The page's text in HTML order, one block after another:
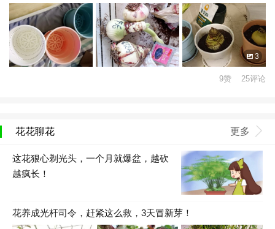
3
9赞 25评论
花花聊花 更多
这花狠心剃光头，一个月就爆盆，越砍
越疯长！
花养成光杆司令，赶紧这么救，3天冒新芽！